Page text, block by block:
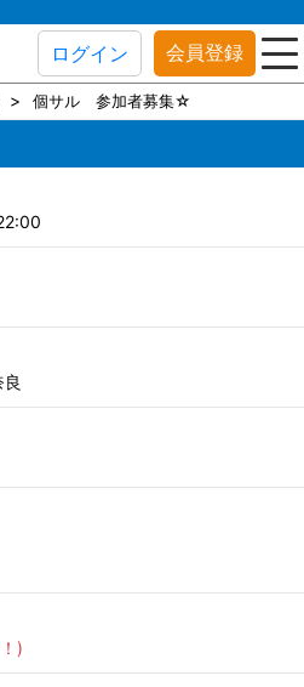
ログイン 会員登録
個サル 参加者募集☆
)